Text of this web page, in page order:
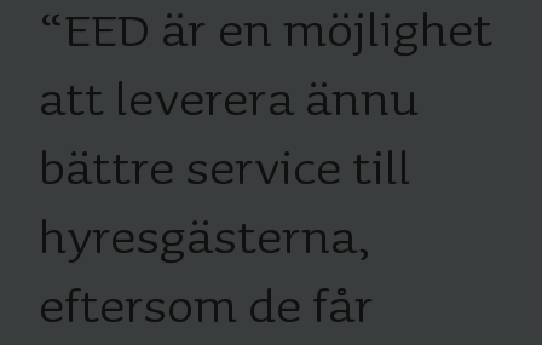
“EED är en möjlighet
att leverera ännu
bättre service till
hyresgästerna,
eftersom de får